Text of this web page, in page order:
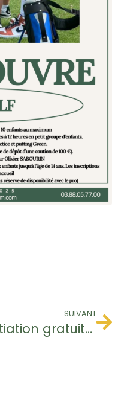
SUIVANT
Initiation gratuite – Baptême de golf